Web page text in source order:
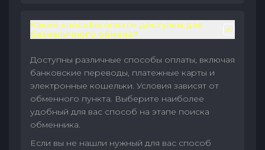
Какие способы оплаты доступны для
безналичного обмена?
Доступны различные способы оплаты, включая
банковские переводы, платежные карты и
электронные кошельки. Условия зависят от
обменного пункта. Выберите наиболее
удобный для вас способ на этапе поиска
обменника.
Если вы не нашли нужный для вас способ